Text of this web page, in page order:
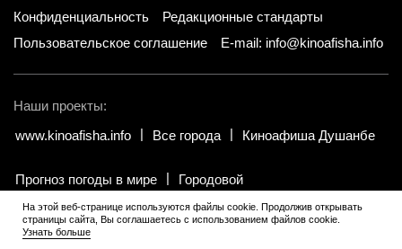
Конфиденциальность
Редакционные стандарты
Пользовательское соглашение
E-mail: info@kinoafisha.info
Наши проекты:
www.kinoafisha.info
Все города Киноафиша Душанбе
Прогноз погоды в мире Городовой
© 2002-2026 Все права и материалы принадлежат «Киноафиша».
Копирование информации только с письменного разрешения
На этой веб-странице используются файлы cookie. Продолжив открывать
страницы сайта, Вы соглашаетесь с использованием файлов cookie.
Узнать больше